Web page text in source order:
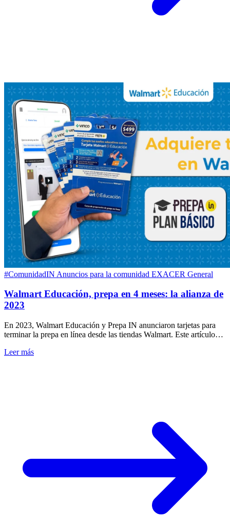
#ComunidadIN Anuncios para la comunidad EXACER General
Walmart Educación, prepa en 4 meses: la alianza de
2023
En 2023, Walmart Educación y Prepa IN anunciaron tarjetas para
terminar la prepa en línea desde las tiendas Walmart. Este artículo
Leer más